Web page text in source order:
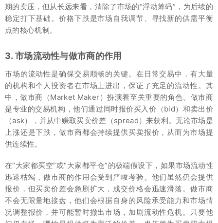
期的卖压，但从长远来看，清除了市场的“浮动筹码”，为后续的
稳定打下基础。价格下跌是市场自我调节、寻找新的供需平衡
点的核心机制。
3. 市场流动性与做市商的作用
市场的流动性是确保交易顺畅的关键。在日常交易中，有大量
的机构和个人投资者在市场上进出，保证了充足的流动性。其
中，做市商（Market Maker）扮演着至关重要的角色。做市商
是专业的交易机构，他们通过同时报价买入价（bid）和卖出价
（ask），并从中赚取买卖价差（spread）来获利。无论市场是
上涨还是下跌，做市商都会持续提供买卖报价，从而为市场提
供连续性。
在“大家都买空”或“大家都平仓”的极端假设下，如果市场流动性
迅速枯竭，做市商的作用会受到严峻考验。他们虽然仍会提供
报价，但买卖价差会急剧扩大，成交价格会迅速滑落。做市商
不会无限量地接盘，他们会根据自身的风险承受能力和市场情
况调整报价，并可能暂时撤出市场，加剧流动性危机。只要他